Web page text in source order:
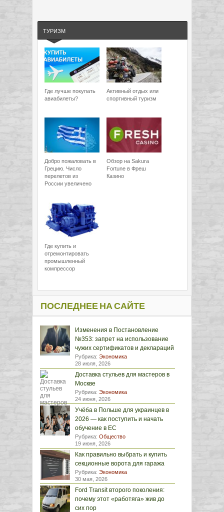
ТУРИЗМ
Где лучше покупать
авиабилеты?
Активный отдых или
спортивный туризм
Добро пожаловать в
Грецию. Число
перелетов из
России увеличено
Обзор на Sakura
Fortune в Фреш
Казино
Где купить и
отремонтировать
промышленный
компрессор
ПОСЛЕДНЕЕ НА САЙТЕ
Изменения в Постановление
№353: запрет на использование
чужих сертификатов и деклараций
Рубрика: Экономика
28 июля, 2026
Доставка стульев для мастеров в
Москве
Рубрика: Экономика
24 июня, 2026
Учёба в Польше для украинцев в
2026 — как поступить и начать
обучение в ЕС
Рубрика: Общество
19 июня, 2026
Как правильно выбрать и купить
секционные ворота для гаража
Рубрика: Экономика
30 мая, 2026
Ford Transit второго поколения:
почему этот «работяга» жив до
сих пор